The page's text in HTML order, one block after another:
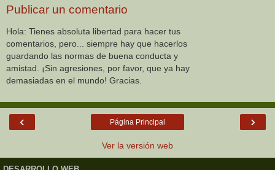
Publicar un comentario
Hola: Tienes absoluta libertad para hacer tus
comentarios, pero... siempre hay que hacerlos
guardando las normas de buena conducta y
amistad. ¡Sin agresiones, por favor, que ya hay
demasiadas en el mundo! Gracias.
‹ ›
Página Principal
Ver la versión web